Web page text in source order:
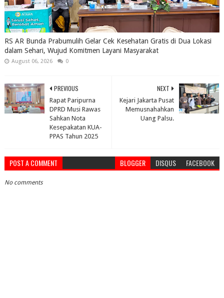
RS AR Bunda Prabumulih Gelar Cek Kesehatan Gratis di Dua Lokasi
dalam Sehari, Wujud Komitmen Layani Masyarakat
August 06, 2026 0
NEXT
Kejari Jakarta Pusat
Memusnahahkan
Uang Palsu.
PREVIOUS
Rapat Paripurna
DPRD Musi Rawas
Sahkan Nota
Kesepakatan KUA-
PPAS Tahun 2025
POST A COMMENT BLOGGER DISQUS FACEBOOK
No comments